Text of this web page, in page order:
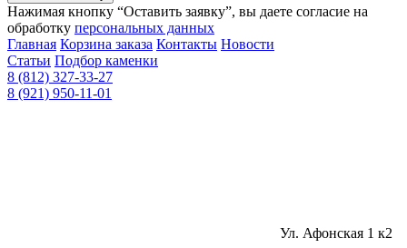
Нажимая кнопку “Оставить заявку”, вы даете согласие на
обработку персональных данных
Главная Корзина заказа Контакты Новости
Статьи Подбор каменки
8 (812) 327-33-27
8 (921) 950-11-01
Ул. Афонская 1 к2